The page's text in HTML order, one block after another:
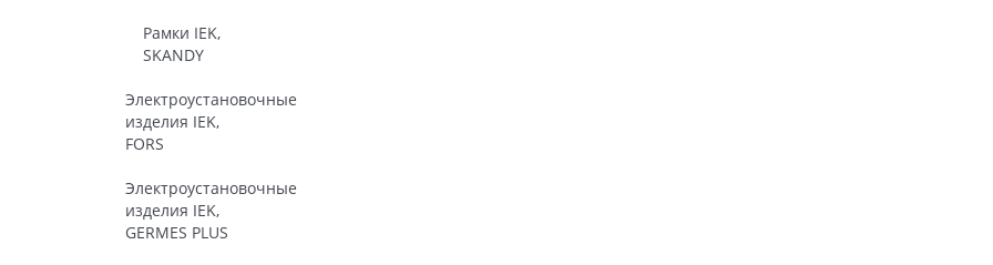
Рамки IEK,
SKANDY
Электроустановочные
изделия IEK,
FORS
Электроустановочные
изделия IEK,
GERMES PLUS